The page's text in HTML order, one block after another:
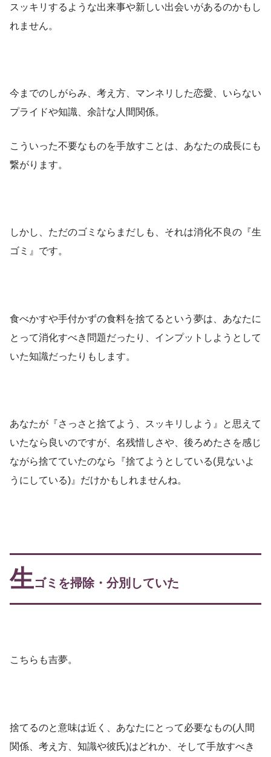
スッキリするような出来事や新しい出会いがあるのかもし
れません。
今までのしがらみ、考え方、マンネリした恋愛、いらない
プライドや知識、余計な人間関係。
こういった不要なものを手放すことは、あなたの成長にも
繋がります。
しかし、ただのゴミならまだしも、それは消化不良の『生
ゴミ』です。
食べかすや手付かずの食料を捨てるという夢は、あなたに
とって消化すべき問題だったり、インプットしようとして
いた知識だったりもします。
あなたが『さっさと捨てよう、スッキリしよう』と思えて
いたなら良いのですが、名残惜しさや、後ろめたさを感じ
ながら捨てていたのなら『捨てようとしている(見ないよ
うにしている)』だけかもしれませんね。
生ゴミを掃除・分別していた
こちらも吉夢。
捨てるのと意味は近く、あなたにとって必要なもの(人間
関係、考え方、知識や彼氏)はどれか、そして手放すべき